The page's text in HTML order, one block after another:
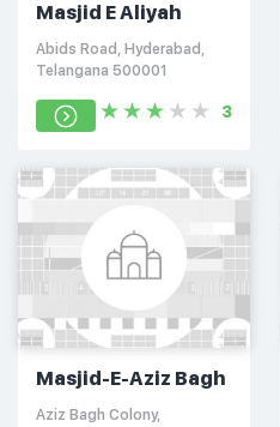
Masjid E Aliyah
Abids Road, Hyderabad,
Telangana 500001
3
Masjid-E-Aziz Bagh
Aziz Bagh Colony,